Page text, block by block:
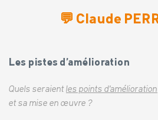
💬 Claude
Les pistes d’amélioration
Quels seraient les points d’amélioration
et sa mise en œuvre ?